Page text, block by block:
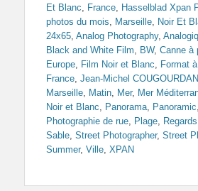
Et Blanc, France, Hasselblad Xpan
photos du mois, Marseille, Noir Et
24x65, Analog Photography,
Black and White Film, BW, Canne à
Europe, Film Noir et Blanc, Format
France, Jean-Michel COUGOURDAN
Marseille, Matin, Mer, Mer
Noir et Blanc, Panorama, Panoramic,
Photographie de rue, Plage,
Sable, Street Photographer, Street
Summer, Ville, XPAN